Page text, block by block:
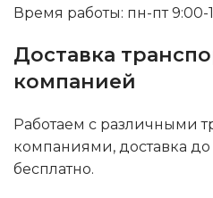
Время работы: пн-пт 9:00-
Доставка
компанией
Работаем с различными
компаниями, доставка до
бесплатно.